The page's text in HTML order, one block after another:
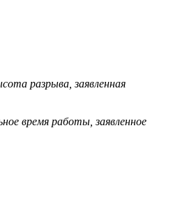
разрыва, заявленная
время работы, заявленное